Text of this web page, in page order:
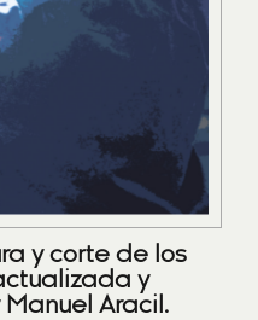
y corte de los
y
Aracil.